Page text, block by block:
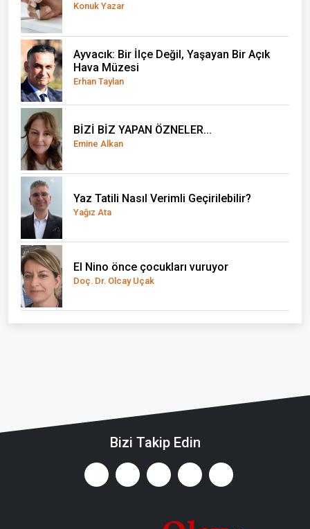
Konuk Yazar
Ayvacık: Bir İlçe Değil, Yaşayan Bir Açık
Hava Müzesi
Erhan Taylan
BİZİ BİZ YAPAN ÖZNELER...
Emine Alkan
Yaz Tatili Nasıl Verimli Geçirilebilir?
Yağız Ata
El Nino önce çocukları vuruyor
Doç. Dr. Olcay Uçak
Bizi Takip Edin